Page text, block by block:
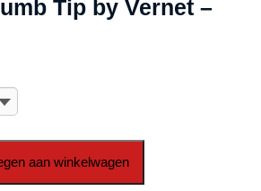
Tip by Vernet –
aan winkelwagen